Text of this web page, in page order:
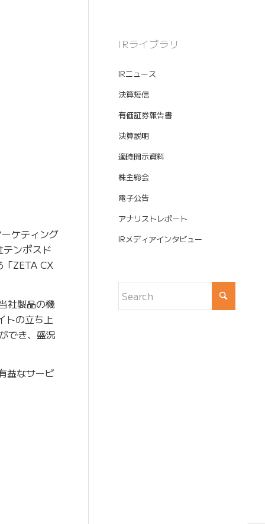
ケティング
ンポスド
「ZETA CX
社製品の機
トの立ち上
でき、盛況
益なサービ
IRライブラリ
IRニュース
決算短信
有価証券報告書
決算説明
適時開示資料
株主総会
電子公告
アナリストレポート
IRメディアインタビュー